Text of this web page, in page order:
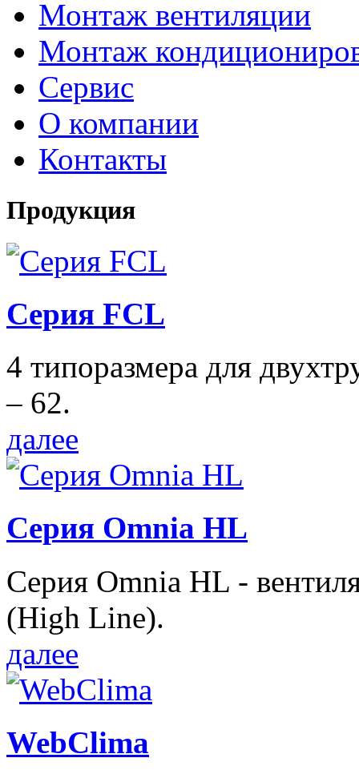
Монтаж вентиляции
Монтаж
Сервис
О компании
Контакты
Продукция
Серия FCL
4 типоразмера для
– 62.
далее
Серия Omnia HL
Серия Omnia HL -
(High Line).
далее
WebClima